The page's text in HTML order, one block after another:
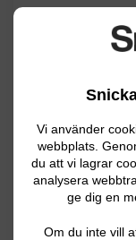
Vi använder
webbplats.
du att vi lagrar
analysera
ge dig en
Om du inte vill
Perstorp
Simrishamn
Sjöbo